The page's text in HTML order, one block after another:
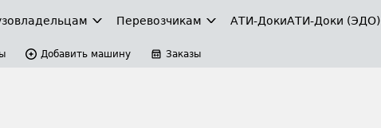
Перевозчикам АТИ-ДокиАТИ-Доки (ЭДО)
Добавить машину Заказы